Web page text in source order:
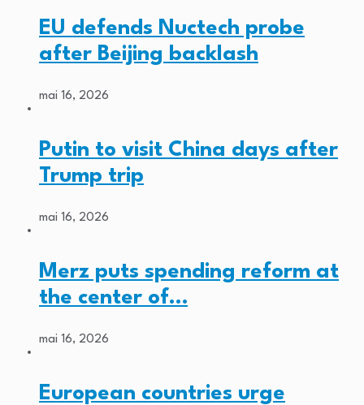
EU defends Nuctech probe
after Beijing backlash
mai 16, 2026
Putin to visit China days after
Trump trip
mai 16, 2026
Merz puts spending reform at
the center of…
mai 16, 2026
European countries urge